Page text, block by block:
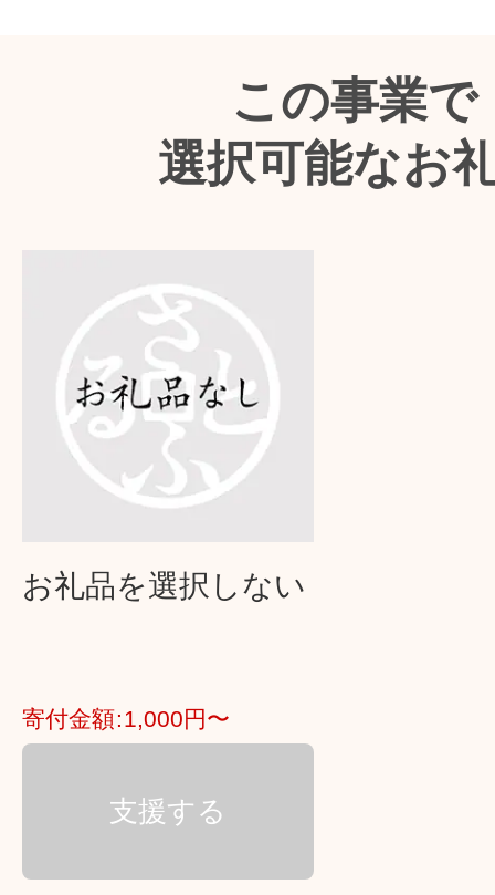
この事業で
選択可能なお
お礼品を選択しない
寄付金額 1,000円〜
支援する